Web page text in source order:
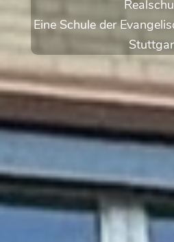
Eine Schule der